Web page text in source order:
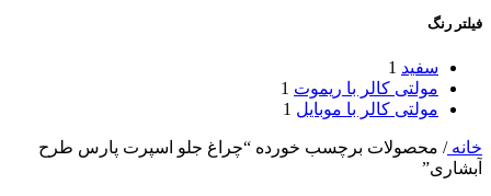
فیلتر رنگ
سفید 1
مولتی کالر با ریموت 1
مولتی کالر با موبایل 1
خانه/ محصولات برچسب خورده “چراغ جلو اسپرت پارس طرح
آبشاری”